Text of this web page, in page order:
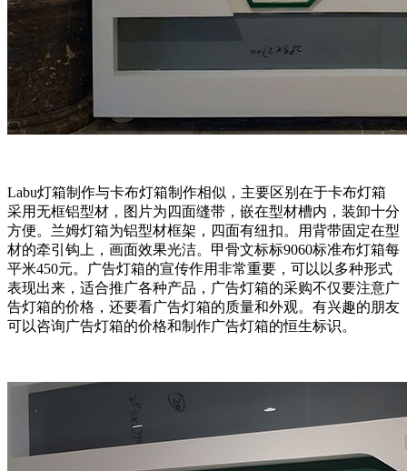
Labu灯箱制作与卡布灯箱制作相似，主要区别在于卡布灯箱
采用无框铝型材，图片为四面缝带，嵌在型材槽内，装卸十分
方便。兰姆灯箱为铝型材框架，四面有纽扣。用背带固定在型
材的牵引钩上，画面效果光洁。甲骨文标标9060标准布灯箱每
平米450元。广告灯箱的宣传作用非常重要，可以以多种形式
表现出来，适合推广各种产品，广告灯箱的采购不仅要注意广
告灯箱的价格，还要看广告灯箱的质量和外观。有兴趣的朋友
可以咨询广告灯箱的价格和制作广告灯箱的恒生标识。